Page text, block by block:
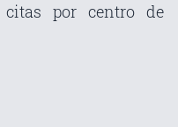
por centro de